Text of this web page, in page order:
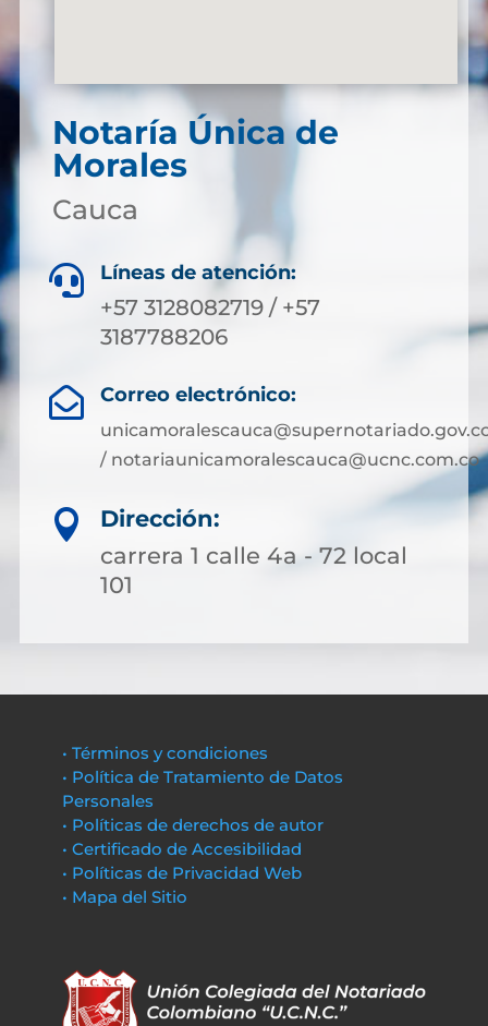
Notaría Única de
Morales
Cauca
 Líneas de atención:
+57 3128082719 / +57
3187788206
 Correo electrónico:
/ notariaunicamoralescauca@ucnc.com.co

Dirección:
carrera 1 calle 4a - 72 local
101
• Términos y condiciones
• Política de Tratamiento de Datos
Personales
• Políticas de derechos de autor
• Certificado de Accesibilidad
• Políticas de Privacidad Web
• Mapa del Sitio